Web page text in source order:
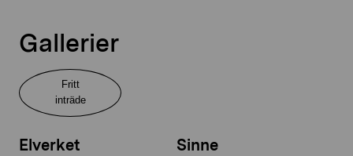
Gallerier
Fritt
inträde
Elverket Sinne